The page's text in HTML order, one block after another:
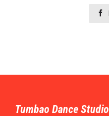

Tumbao Dance Studio